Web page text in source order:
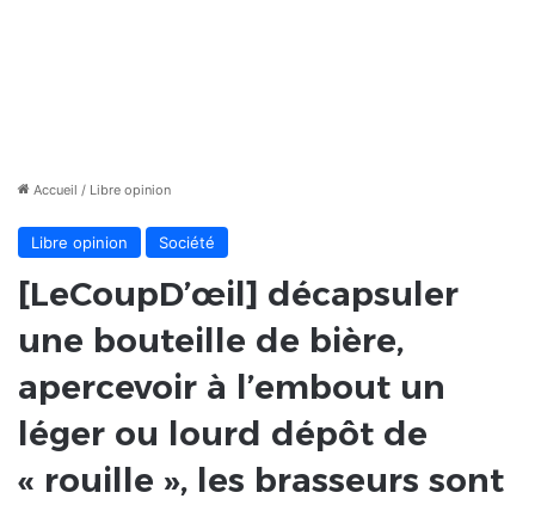
Accueil / Libre opinion
Libre opinion Société
[LeCoupD’œil] décapsuler
une bouteille de bière,
apercevoir à l’embout un
léger ou lourd dépôt de
« rouille », les brasseurs sont